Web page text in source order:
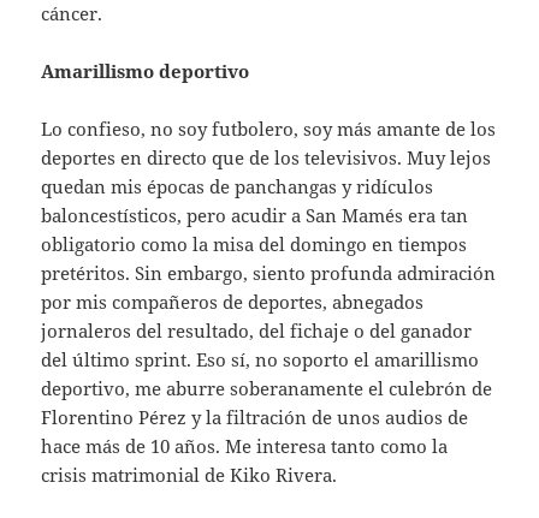
cáncer.
Amarillismo deportivo
Lo confieso, no soy futbolero, soy más amante de los
deportes en directo que de los televisivos. Muy lejos
quedan mis épocas de panchangas y ridículos
baloncestísticos, pero acudir a San Mamés era tan
obligatorio como la misa del domingo en tiempos
pretéritos. Sin embargo, siento profunda admiración
por mis compañeros de deportes, abnegados
jornaleros del resultado, del fichaje o del ganador
del último sprint. Eso sí, no soporto el amarillismo
deportivo, me aburre soberanamente el culebrón de
Florentino Pérez y la filtración de unos audios de
hace más de 10 años. Me interesa tanto como la
crisis matrimonial de Kiko Rivera.